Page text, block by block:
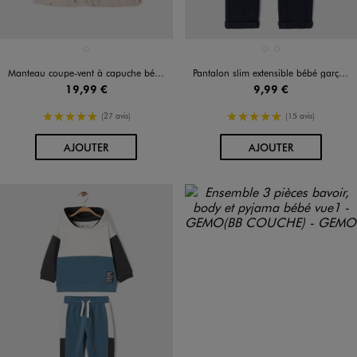
Manteau coupe-vent à capuche bébé fille
19,99 €
5/5 de moyenne
(27 avis)
AJOUTERAU PANIER
Pantalon slim extensible bébé garçon
9,99 €
5/5 de moyenne
(15 avis)
AJOUTERAU PANIER